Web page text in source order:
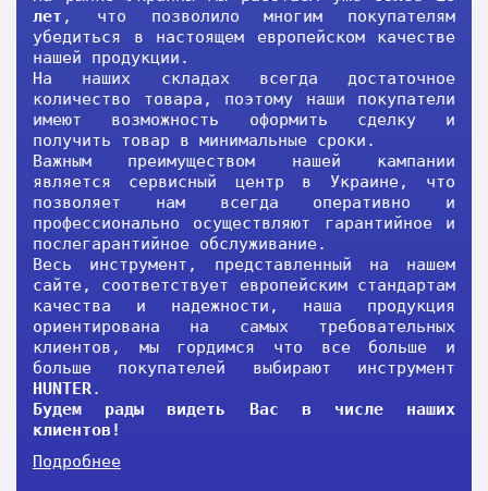
лет , что позволило многим покупателям
убедиться в настоящем европейском качестве
нашей продукции.
На наших складах всегда достаточное
количество товара, поэтому наши покупатели
имеют возможность оформить сделку и
получить товар в минимальные сроки.
Важным преимуществом нашей кампании
является сервисный центр в Украине, что
позволяет нам всегда оперативно и
профессионально осуществляют гарантийное и
послегарантийное обслуживание.
Весь инструмент, представленный на нашем
сайте, соответствует европейским стандартам
качества и надежности, наша продукция
ориентирована на самых требовательных
клиентов, мы гордимся что все больше и
больше покупателей выбирают инструмент
HUNTER.
Будем рады видеть Вас в числе наших
клиентов!
Подробнее